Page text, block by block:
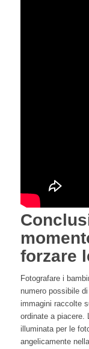
forzare
Fotografare i
numero possibile
immagini raccolte
ordinate a piacere.
illuminata per le
angelicamente